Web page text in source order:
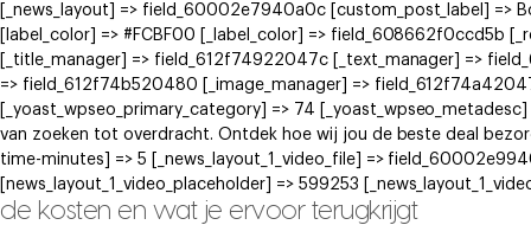
[_news_layout] => field_60002e7940a0c [custom_post_label] =>
[label_color] => #FCBF00 [_label_color] => field_608662f0ccd5b
[_title_manager] => field_612f74922047c [_text_manager] =>
=> field_612f74b520480 [_image_manager] =>
[_yoast_wpseo_primary_category] => 74
van zoeken tot overdracht. Ontdek hoe wij jou de beste deal
time-minutes] => 5 [_news_layout_1_video_file] =>
[news_layout_1_video_placeholder] => 599253
de kosten en wat je ervoor terugkrijgt